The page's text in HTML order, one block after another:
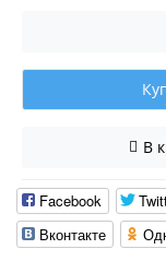
В
Facebook
Вконтакте